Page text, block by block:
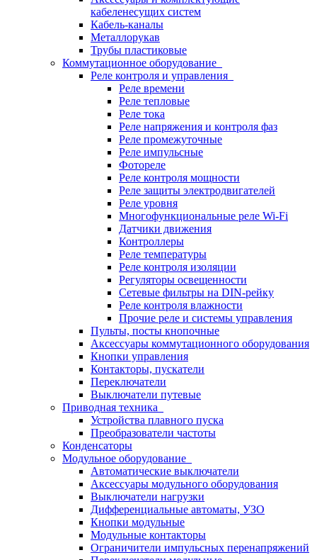
кабеленесущих систем
Кабель-каналы
Металлорукав
Трубы пластиковые
Коммутационное оборудование
Реле контроля и управления
Реле времени
Реле тепловые
Реле тока
Реле напряжения и контроля фаз
Реле промежуточные
Реле импульсные
Фотореле
Реле контроля мощности
Реле защиты электродвигателей
Реле уровня
Многофункциональные реле Wi-Fi
Датчики движения
Контроллеры
Реле температуры
Реле контроля изоляции
Регуляторы освещенности
Сетевые фильтры на DIN-рейку
Реле контроля влажности
Прочие реле и системы управления
Пульты, посты кнопочные
Аксессуары коммутационного оборудования
Кнопки управления
Контакторы, пускатели
Переключатели
Выключатели путевые
Приводная техника
Устройства плавного пуска
Преобразователи частоты
Конденсаторы
Модульное оборудование
Автоматические выключатели
Аксессуары модульного оборудования
Выключатели нагрузки
Дифференциальные автоматы, УЗО
Кнопки модульные
Модульные контакторы
Ограничители импульсных перенапряжений